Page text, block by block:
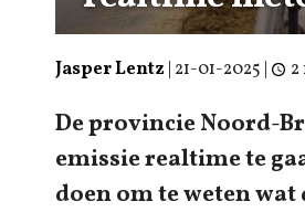
Jasper Lentz 21-01-2025
De provincie Noord-
emissie realtime te
doen om te weten